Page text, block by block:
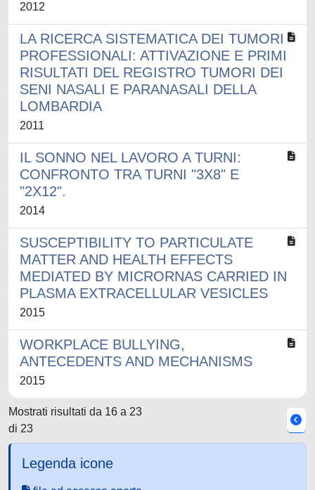
2012
LA RICERCA SISTEMATICA DEI TUMORI
PROFESSIONALI: ATTIVAZIONE E PRIMI
RISULTATI DEL REGISTRO TUMORI DEI
SENI NASALI E PARANASALI DELLA
LOMBARDIA
2011
IL SONNO NEL LAVORO A TURNI:
CONFRONTO TRA TURNI "3X8" E
"2X12".
2014
SUSCEPTIBILITY TO PARTICULATE
MATTER AND HEALTH EFFECTS
MEDIATED BY MICRORNAS CARRIED IN
PLASMA EXTRACELLULAR VESICLES
2015
WORKPLACE BULLYING,
ANTECEDENTS AND MECHANISMS
2015
Mostrati risultati da 16 a 23
di 23
Legenda icone